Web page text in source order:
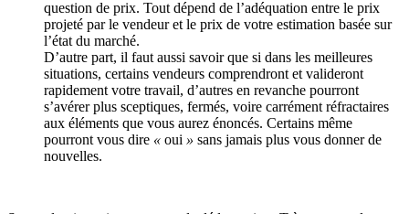
question de prix. Tout dépend de l’adéquation entre le prix
projeté par le vendeur et le prix de votre estimation basée sur
l’état du marché.
D’autre part, il faut aussi savoir que si dans les meilleures
situations, certains vendeurs comprendront et valideront
rapidement votre travail, d’autres en revanche pourront
s’avérer plus sceptiques, fermés, voire carrément réfractaires
aux éléments que vous aurez énoncés. Certains même
pourront vous dire « oui » sans jamais plus vous donner de
nouvelles.